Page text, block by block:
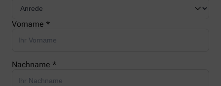
Vorname *
Nachname *